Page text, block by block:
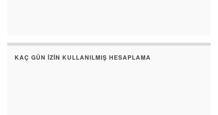
KAÇ GÜN İZIN KULLANILMIŞ HESAPLAMA